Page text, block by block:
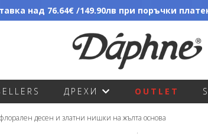
над 76.64€ /149.90лв при поръчки
ДРЕХИ OUTLET
десен и златни нишки на жълта основа